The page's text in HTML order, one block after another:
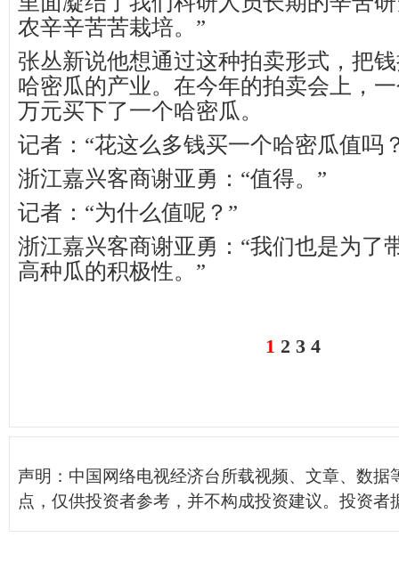
农辛辛苦苦栽培。”
张丛新说他想通过这种拍卖形式，把
哈密瓜的产业。在今年的拍卖会上，
万元买下了一个哈密瓜。
记者：“花这么多钱买一个哈密瓜值吗
浙江嘉兴客商谢亚勇：“值得。”
记者：“为什么值呢？”
浙江嘉兴客商谢亚勇：“我们也是为了
高种瓜的积极性。”
1 2 3 4
声明：中国网络电视经济台所载视频、文章、数据
点，仅供投资者参考，并不构成投资建议。投资者